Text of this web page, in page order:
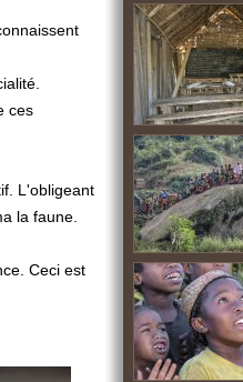
ces
L'obligeant
la faune.
Ceci est